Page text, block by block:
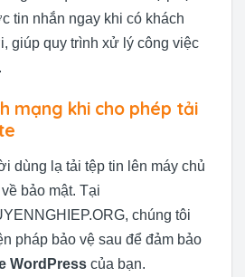
tin nhắn ngay khi có khách
giúp quy trình xử lý công việc
mạng khi cho phép tải
dùng lạ tải tệp tin lên máy chủ
bảo mật. Tại
chúng tôi
pháp bảo vệ sau để đảm bảo
WordPress của bạn.